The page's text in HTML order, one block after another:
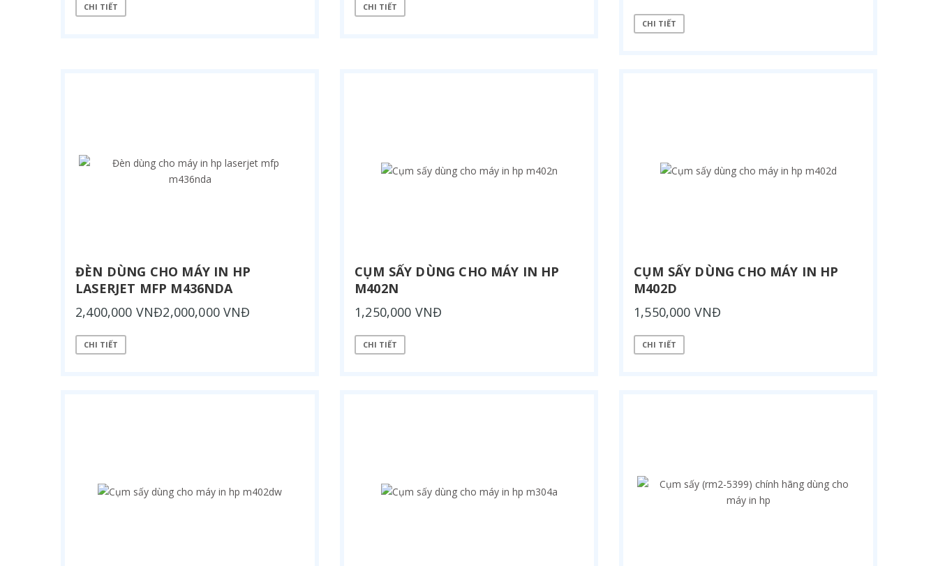
CHI TIẾT CHI TIẾT
CHI TIẾT
ĐÈN DÙNG CHO MÁY IN HP
LASERJET MFP M436NDA
2,400,000 VNĐ2,000,000 VNĐ
CHI TIẾT
CỤM SẤY DÙNG CHO MÁY IN HP
M402N
1,250,000 VNĐ
CHI TIẾT
CỤM SẤY DÙNG CHO MÁY IN HP
M402D
1,550,000 VNĐ
CHI TIẾT